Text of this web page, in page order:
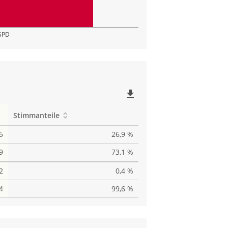
file_download
Stimmanteile
26,9 %
73,1 %
2
0,4 %
99,6 %